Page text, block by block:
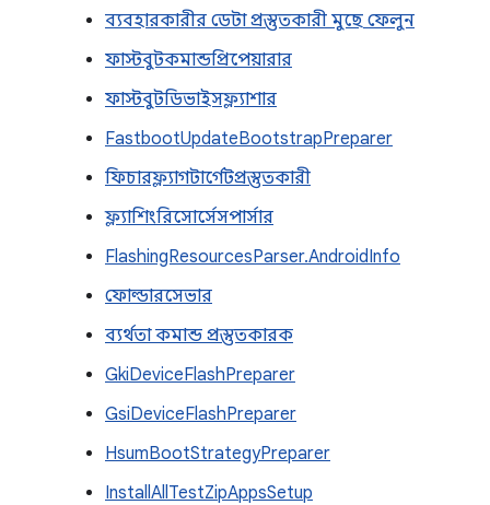
ব্যবহারকারীর ডেটা প্রস্তুতকারী মুছে ফেলুন
ফাস্টবুটকমান্ডপ্রিপেয়ারার
ফাস্টবুটডিভাইসফ্ল্যাশার
FastbootUpdateBootstrapPreparer
ফিচারফ্ল্যাগটার্গেটপ্রস্তুতকারী
ফ্ল্যাশিংরিসোর্সেসপার্সার
FlashingResourcesParser.AndroidInfo
ফোল্ডারসেভার
ব্যর্থতা কমান্ড প্রস্তুতকারক
GkiDeviceFlashPreparer
GsiDeviceFlashPreparer
HsumBootStrategyPreparer
InstallAllTestZipAppsSetup